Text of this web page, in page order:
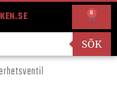
0
SÖK